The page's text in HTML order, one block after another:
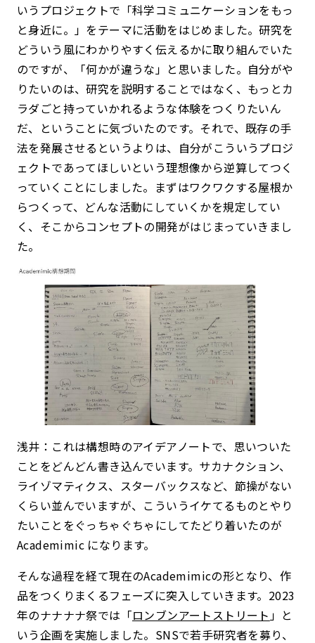
いうプロジェクトで「科学コミュニケーションをもっ
と身近に。」をテーマに活動をはじめました。研究を
どういう風にわかりやすく伝えるかに取り組んでいた
のですが、「何かが違うな」と思いました。自分がや
りたいのは、研究を説明することではなく、もっとカ
ラダごと持っていかれるような体験をつくりたいん
だ、ということに気づいたのです。それで、既存の手
法を発展させるというよりは、自分がこういうプロジ
ェクトであってほしいという理想像から逆算してつく
っていくことにしました。まずはワクワクする屋根か
らつくって、どんな活動にしていくかを規定してい
く、そこからコンセプトの開発がはじまっていきまし
た。
浅井：これは構想時のアイデアノートで、思いついた
ことをどんどん書き込んでいます。サカナクション、
ライゾマティクス、スターバックスなど、節操がない
くらい並んでいますが、こういうイケてるものとやり
たいことをぐっちゃぐちゃにしてたどり着いたのが
Academimic になります。
そんな過程を経て現在のAcademimicの形となり、作
品をつくりまくるフェーズに突入していきます。2023
年のナナナナ祭では「ロンブンアートストリート 」と
いう企画を実施しました。SNSで若手研究者を募り、